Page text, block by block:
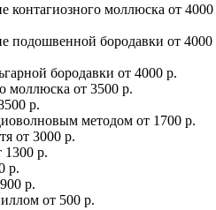
контагиозного моллюска от 4000
подошвенной бородавки от 4000
бородавки от 4000 р.
моллюска от 3500 р.
р.
методом от 1700 р.
от 3000 р.
1300 р.
р.
900 р.
от 500 р.